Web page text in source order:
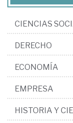
CIENCIAS
DERECHO
ECONOMÍA
EMPRESA
HISTORIA Y